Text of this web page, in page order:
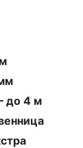
до 4 м